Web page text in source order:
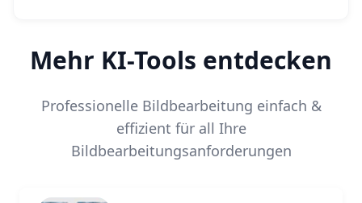
Mehr KI-Tools entdecken
Professionelle Bildbearbeitung einfach &
effizient für all Ihre
Bildbearbeitungsanforderungen